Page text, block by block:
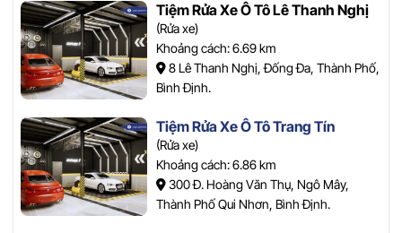
Tiệm Rửa Xe Ô Tô Lê Thanh Nghị
(Rửa xe)
Khoảng cách: 6.69 km
8 Lê Thanh Nghị, Đống Đa, Thành Phố,
Bình Định.
Tiệm Rửa Xe Ô Tô Trang Tín
(Rửa xe)
Khoảng cách: 6.86 km
300 Đ. Hoàng Văn Thụ, Ngô Mây,
Thành Phố Qui Nhơn, Bình Định.